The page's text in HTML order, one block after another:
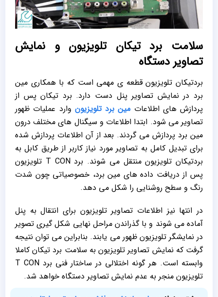
سلامت برد تیکان تلویزیون و نمایش
تصاویر دستگاه
بردتیکان تلویزیون قطعه ی مهمی است که با همکاری مین
برد در نمایش تصاویر پنل دست دارد. برد تیکان پس از
پردازش های اطلاعات مین برد تلویزیون وارد عملیات ظهور
تصاویر می شود. ابتدا اطلاعات و سیگنال های مختلف درون
مین برد پردازش می گردند. بعد از آن اطلاعات پردازش شده
برای تبدیل کامل به تصاویر مورد نیاز کاربر از طریق کابل به
بردتیکان تلویزیون منتقل می شوند. برد T CON تلویزیون
پس از دریافت داده های مین برد، خصوصیاتی چون شدت
رنگ و سطح روشنایی را شکل می دهد.
در انتها نیز اطلاعات تصاویر تلویزیون برای انتقال به پنل
آماده می شوند و با گذراندن مراحل نهایی شکل گیری تصویر
در نمایشگر تلویزیون ظهور می یابند. بنابراین می توان نتیجه
گرفت که نمایش تصاویر تلویزیون به سلامت برد تیکان کاملا
وابسته است. هر گونه اختلالی در ساختار فنی برد T CON
تلویزیون منجر به عدم نمایش تصاویر دستگاه خواهد شد.